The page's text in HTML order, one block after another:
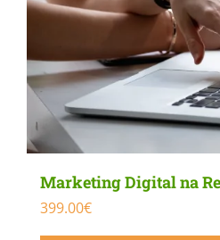
Marketing Digital na
399.00€